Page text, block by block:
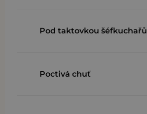
Pod taktovkou šéfkuchařů
Poctivá chuť